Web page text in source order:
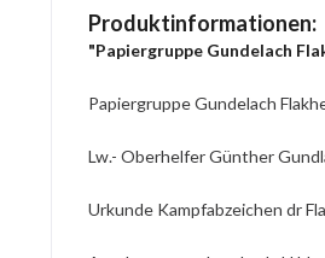
Produktinformationen:
"Papiergruppe Gundelach
Papiergruppe Gundelach
Lw.- Oberhelfer Günther
Urkunde Kampfabzeichen dr